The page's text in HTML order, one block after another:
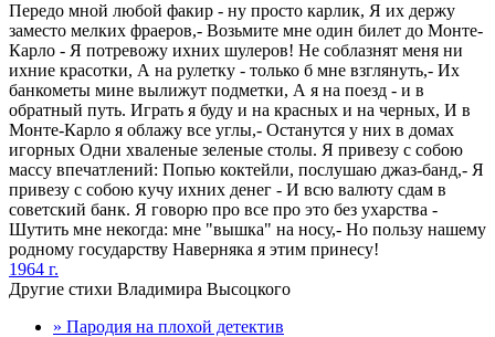
Передо мной любой факир - ну просто карлик, Я их держу
заместо мелких фраеров,- Возьмите мне один билет до Монте-
Карло - Я потревожу ихних шулеров! Не соблазнят меня ни
ихние красотки, А на рулетку - только б мне взглянуть,- Их
банкометы мине вылижут подметки, А я на поезд - и в
обратный путь. Играть я буду и на красных и на черных, И в
Монте-Карло я облажу все углы,- Останутся у них в домах
игорных Одни хваленые зеленые столы. Я привезу с собою
массу впечатлений: Попью коктейли, послушаю джаз-банд,- Я
привезу с собою кучу ихних денег - И всю валюту сдам в
советский банк. Я говорю про все про это без ухарства -
Шутить мне некогда: мне "вышка" на носу,- Но пользу нашему
родному государству Наверняка я этим принесу!
1964 г.
Другие стихи Владимира Высоцкого
» Пародия на плохой детектив